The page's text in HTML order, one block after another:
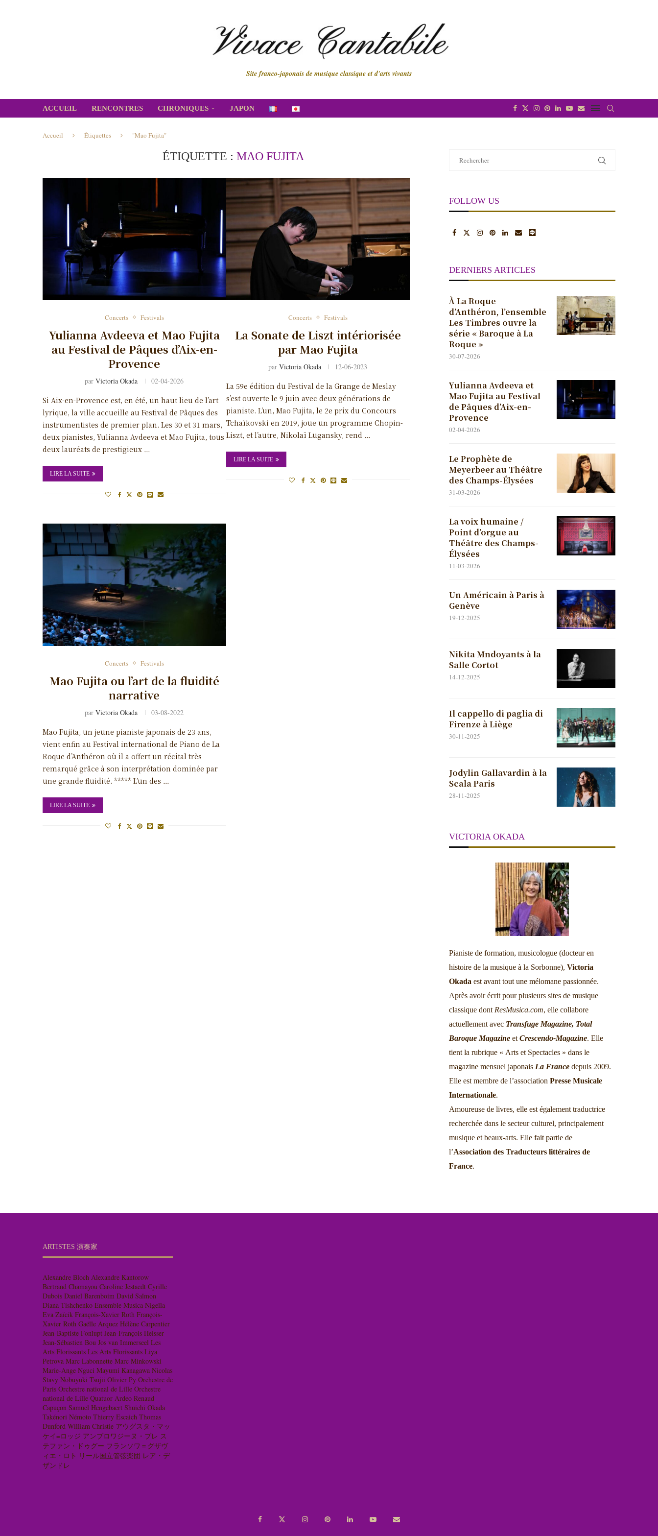
Site franco-japonais de musique classique et d'arts vivants
ACCUEIL RENCONTRES CHRONIQUES JAPON
Accueil Étiquettes "Mao Fujita"
ÉTIQUETTE :MAO FUJITA
Concerts Festivals
Yulianna Avdeeva et Mao Fujita
au Festival de Pâques d’Aix-en-
Provence
parVictoria Okada 02-04-2026
Si Aix-en-Provence est, en été, un haut lieu de l’art
lyrique, la ville accueille au Festival de Pâques des
instrumentistes de premier plan. Les 30 et 31 mars,
deux pianistes, Yulianna Avdeeva et Mao Fujita, tous
deux lauréats de prestigieux …
LIRE LA SUITE
Concerts Festivals
La Sonate de Liszt intériorisée
par Mao Fujita
parVictoria Okada 12-06-2023
La 59e édition du Festival de la Grange de Meslay
s’est ouverte le 9 juin avec deux générations de
pianiste. L’un, Mao Fujita, le 2e prix du Concours
Tchaïkovski en 2019, joue un programme Chopin-
Liszt, et l’autre, Nikolaï Lugansky, rend …
LIRE LA SUITE
Concerts Festivals
Mao Fujita ou l’art de la fluidité
narrative
parVictoria Okada 03-08-2022
Mao Fujita, un jeune pianiste japonais de 23 ans,
vient enfin au Festival international de Piano de La
Roque d’Anthéron où il a offert un récital très
remarqué grâce à son interprétation dominée par
une grande fluidité. ***** L’un des …
LIRE LA SUITE
FOLLOW US
DERNIERS ARTICLES
À La Roque
d’Anthéron, l’ensemble
Les Timbres ouvre la
série « Baroque à La
Roque »
30-07-2026
Yulianna Avdeeva et
Mao Fujita au Festival
de Pâques d’Aix-en-
Provence
02-04-2026
Le Prophète de
Meyerbeer au Théâtre
des Champs-Élysées
31-03-2026
La voix humaine /
Point d’orgue au
Théâtre des Champs-
Élysées
11-03-2026
Un Américain à Paris à
Genève
19-12-2025
Nikita Mndoyants à la
Salle Cortot
14-12-2025
Il cappello di paglia di
Firenze à Liège
30-11-2025
Jodylin Gallavardin à la
Scala Paris
28-11-2025
VICTORIA OKADA
Pianiste de formation, musicologue (docteur en
histoire de la musique à la Sorbonne), Victoria
Okada est avant tout une mélomane passionnée.
Après avoir écrit pour plusieurs sites de musique
classique dont ResMusica.com, elle collabore
actuellement avec Transfuge Magazine, Total
Baroque Magazine et Crescendo-Magazine. Elle
tient la rubrique « Arts et Spectacles » dans le
magazine mensuel japonais La France depuis 2009.
Elle est membre de l’association Presse Musicale
Internationale.
Amoureuse de livres, elle est également traductrice
recherchée dans le secteur culturel, principalement
musique et beaux-arts. Elle fait partie de
l’Association des Traducteurs littéraires de
France.
ARTISTES 演奏家
Alexandre Bloch Alexandre Kantorow
Bertrand Chamayou Caroline Jestaedt Cyrille
Dubois Daniel Barenboim David Salmon
Diana Tishchenko Ensemble Musica Nigella
Eva Zaïcik François-Xavier Roth François-
Xavier Roth Gaëlle Arquez Hélène Carpentier
Jean-Baptiste Fonlupt Jean-François Heisser
Jean-Sébastien Bou Jos van Immerseel Les
Arts Florissants Les Arts Florissants Liya
Petrova Marc Labonnette Marc Minkowski
Marie-Ange Nguci Mayumi Kanagawa Nicolas
Stavy Nobuyuki Tsujii Olivier Py Orchestre de
Paris Orchestre national de Lille Orchestre
national de Lille Quatuor Ardeo Renaud
Capuçon Samuel Hengebaert Shuichi Okada
Takénori Némoto Thierry Escaich Thomas
Dunford William Christie アウグスタ・マッ
ケイ=ロッジ アンブロワジーヌ・ブレ ス
テファン・ドゥグー フランソワ＝グザヴ
ィエ・ロト リール国立管弦楽団 レア・デ
ザンドレ